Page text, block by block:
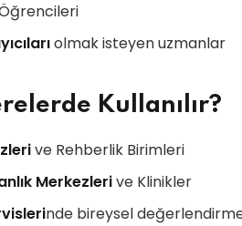
olmak isteyen uzmanlar
Kullanılır?
ve Rehberlik Birimleri
Merkezlerive Klinikler
nde bireysel